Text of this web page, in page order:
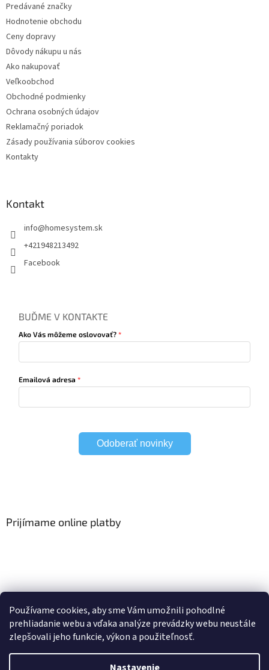
Používame cookies, aby sme Vám umožnili pohodlné
prehliadanie webu a vďaka analýze prevádzky webu neustále
zlepšovali jeho funkcie, výkon a použiteľnosť.
Predávané značky
Hodnotenie obchodu
Ceny dopravy
Dôvody nákupu u nás
Ako nakupovať
Veľkoobchod
Obchodné podmienky
Ochrana osobných údajov
Reklamačný poriadok
Zásady používania súborov cookies
Kontakty
Kontakt
info@homesystem.sk
+421948213492
Facebook
BUĎME V KONTAKTE
Ako Vás môžeme oslovovať?
Emailová adresa
Odoberať novinky
Prijímame online platby